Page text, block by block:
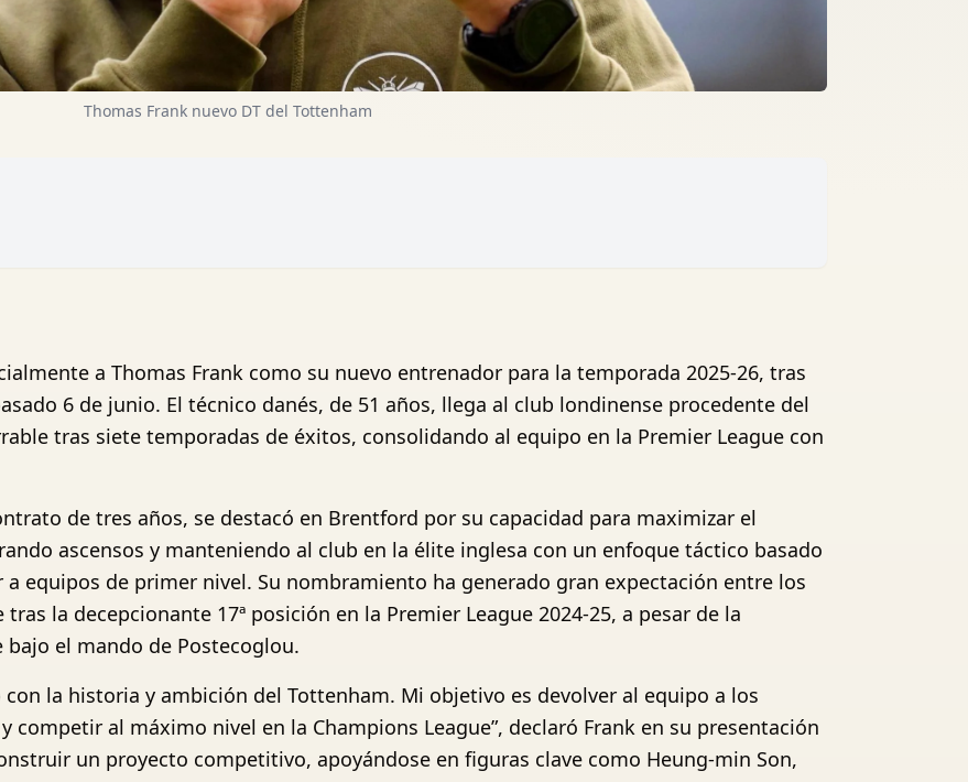
Thomas Frank nuevo DT del Tottenham
a Thomas Frank como su nuevo entrenador para la temporada 2025-26, tras
6 de junio. El técnico danés, de 51 años, llega al club londinense procedente del
tras siete temporadas de éxitos, consolidando al equipo en la Premier League con
de tres años, se destacó en Brentford por su capacidad para maximizar el
ascensos y manteniendo al club en la élite inglesa con un enfoque táctico basado
equipos de primer nivel. Su nombramiento ha generado gran expectación entre los
la decepcionante 17ª posición en la Premier League 2024-25, a pesar de la
el mando de Postecoglou.
la historia y ambición del Tottenham. Mi objetivo es devolver al equipo a los
competir al máximo nivel en la Champions League”, declaró Frank en su presentación
un proyecto competitivo, apoyándose en figuras clave como Heung-min Son,